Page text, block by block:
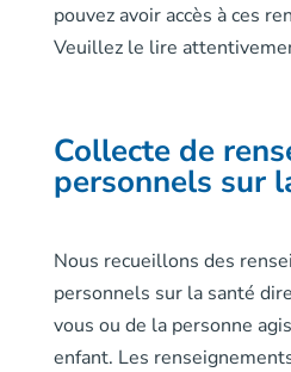
pouvez avoir accès à ces
Veuillez le lire
Collecte de
personnels sur
Nous recueillons des
personnels sur la santé
vous ou de la personne
enfant. Les